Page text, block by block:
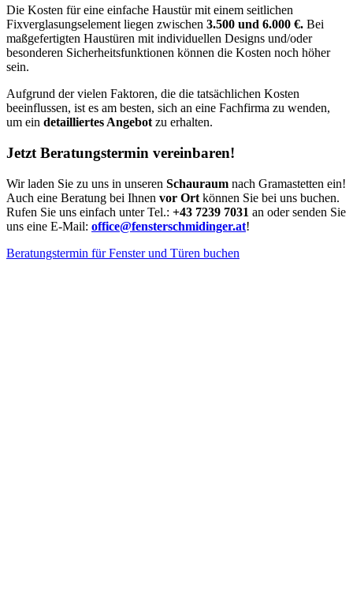
Die Kosten für eine einfache Haustür mit einem seitlichen
Fixverglasungselement liegen zwischen 3.500 und 6.000 €. Bei
maßgefertigten Haustüren mit individuellen Designs und/oder
besonderen Sicherheitsfunktionen können die Kosten noch höher
sein.
Aufgrund der vielen Faktoren, die die tatsächlichen Kosten
beeinflussen, ist es am besten, sich an eine Fachfirma zu wenden,
um ein detailliertes Angebotzu erhalten.
Jetzt Beratungstermin vereinbaren!
Wir laden Sie zu uns in unseren Schauraum nach Gramastetten ein!
Auch eine Beratung bei Ihnen vor Ort können Sie bei uns buchen.
Rufen Sie uns einfach unter Tel.: +43 7239 7031 an oder senden Sie
uns eine E-Mail: office@fensterschmidinger.at!
Beratungstermin für Fenster und Türen buchen